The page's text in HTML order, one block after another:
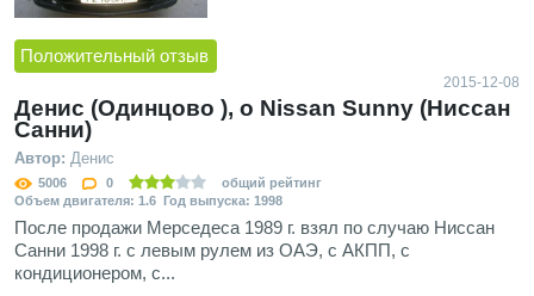
Положительный отзыв
2015-12-08
Денис (Одинцово ), о Nissan Sunny (Ниссан
Санни)
Автор: Денис
5006 0
общий рейтинг
Объем двигателя: 1.6 Год выпуска: 1998
После продажи Мерседеса 1989 г. взял по случаю Ниссан
Санни 1998 г. с левым рулем из ОАЭ, c АКПП, с
кондиционером, с...